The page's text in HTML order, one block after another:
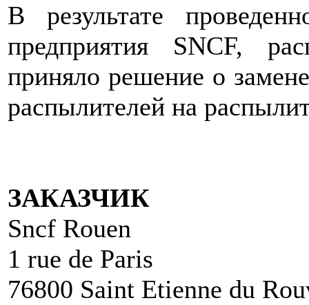
В результате
предприятия SNCF,
приняло решение о
распылителей на
ЗАКАЗЧИК
Sncf Rouen
1 rue de Paris
76800 Saint Etienne du